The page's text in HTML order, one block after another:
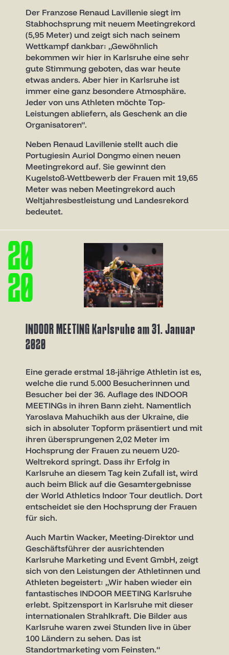
Der Franzose Renaud Lavillenie siegt im
Stabhochsprung mit neuem Meetingrekord
(5,95 Meter) und zeigt sich nach seinem
Wettkampf dankbar: „Gewöhnlich
bekommen wir hier in Karlsruhe eine sehr
gute Stimmung geboten, das war heute
etwas anders. Aber hier in Karlsruhe ist
immer eine ganz besondere Atmosphäre.
Jeder von uns Athleten möchte Top-
Leistungen abliefern, als Geschenk an die
Organisatoren“.
Neben Renaud Lavillenie stellt auch die
Portugiesin Auriol Dongmo einen neuen
Meetingrekord auf. Sie gewinnt den
Kugelstoß-Wettbewerb der Frauen mit 19,65
Meter was neben Meetingrekord auch
Weltjahresbestleistung und Landesrekord
bedeutet.
20
20
INDOOR MEETING Karlsruhe am 31. Januar
2020
Eine gerade erstmal 18-jährige Athletin ist es,
welche die rund 5.000 Besucherinnen und
Besucher bei der 36. Auflage des INDOOR
MEETINGs in ihren Bann zieht. Namentlich
Yaroslava Mahuchikh aus der Ukraine, die
sich in absoluter Topform präsentiert und mit
ihren übersprungenen 2,02 Meter im
Hochsprung der Frauen zu neuem U20-
Weltrekord springt. Dass ihr Erfolg in
Karlsruhe an diesem Tag kein Zufall ist, wird
auch beim Blick auf die Gesamtergebnisse
der World Athletics Indoor Tour deutlich. Dort
entscheidet sie den Hochsprung der Frauen
für sich.
Auch Martin Wacker, Meeting-Direktor und
Geschäftsführer der ausrichtenden
Karlsruhe Marketing und Event GmbH, zeigt
sich von den Leistungen der Athletinnen und
Athleten begeistert: „Wir haben wieder ein
fantastisches INDOOR MEETING Karlsruhe
erlebt. Spitzensport in Karlsruhe mit dieser
internationalen Strahlkraft. Die Bilder aus
Karlsruhe waren zwei Stunden live in über
100 Ländern zu sehen. Das ist
Standortmarketing vom Feinsten.“